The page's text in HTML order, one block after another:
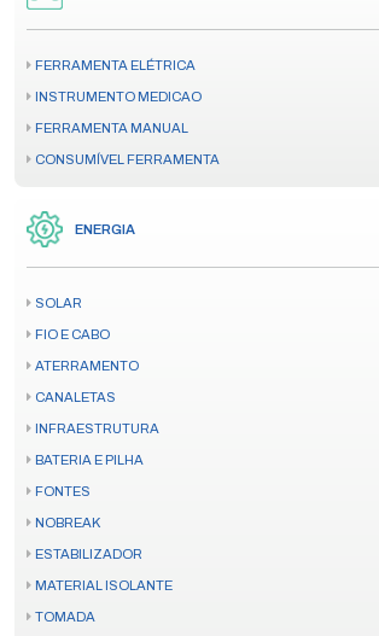
FERRAMENTA ELÉTRICA
INSTRUMENTO MEDICAO
FERRAMENTA MANUAL
CONSUMÍVEL FERRAMENTA
ENERGIA
SOLAR
FIO E CABO
ATERRAMENTO
CANALETAS
INFRAESTRUTURA
BATERIA E PILHA
FONTES
NOBREAK
ESTABILIZADOR
MATERIAL ISOLANTE
TOMADA